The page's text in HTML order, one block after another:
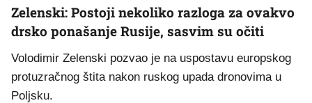
Zelenski: Postoji nekoliko razloga za ovakvo
drsko ponašanje Rusije, sasvim su očiti
Volodimir Zelenski pozvao je na uspostavu europskog
protuzračnog štita nakon ruskog upada dronovima u
Poljsku.